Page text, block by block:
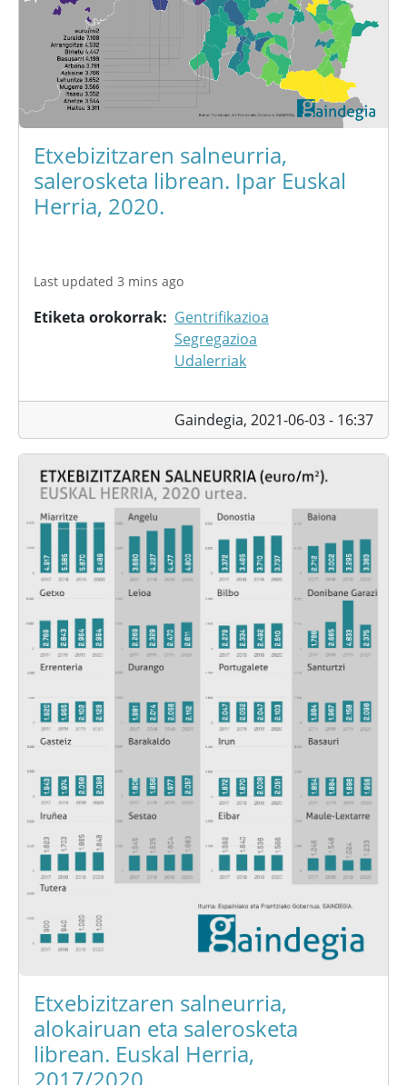
Etxebizitzaren salneurria,
salerosketa librean. Ipar Euskal
Herria, 2020.
Last updated 3 mins ago
Etiketa orokorrak
Gentrifikazioa
Segregazioa
Udalerriak
Gaindegia, 2021-06-03 - 16:37
Etxebizitzaren salneurria,
alokairuan eta salerosketa
librean. Euskal Herria,